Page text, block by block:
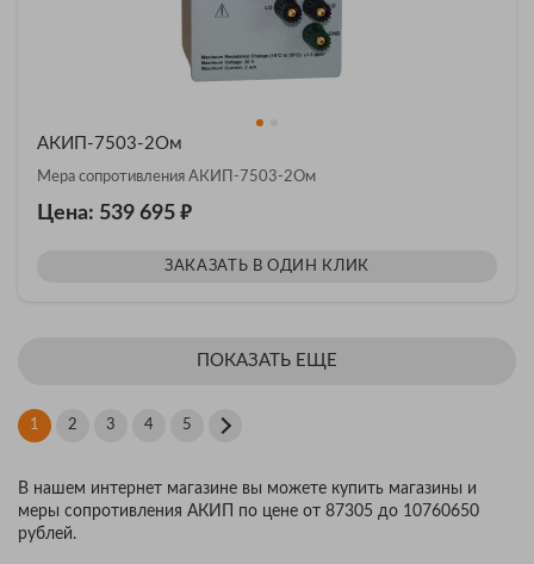
АКИП-7503-2Ом
Мера сопротивления АКИП-7503-2Ом
Цена: 539 695 ₽
ЗАКАЗАТЬ В ОДИН КЛИК
ПОКАЗАТЬ ЕЩЕ
1 2 3 4 5
В нашем интернет магазине вы можете купить магазины и
меры сопротивления АКИП по цене от 87305 до 10760650
рублей.